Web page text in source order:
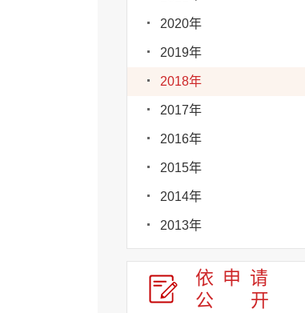
2020年
2019年
2018年
2017年
2016年
2015年
2014年
2013年
依申请
公
开